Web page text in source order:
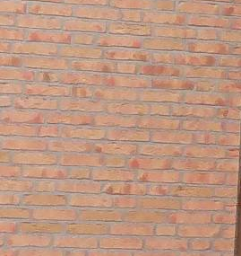
20260412_151659(7)_1